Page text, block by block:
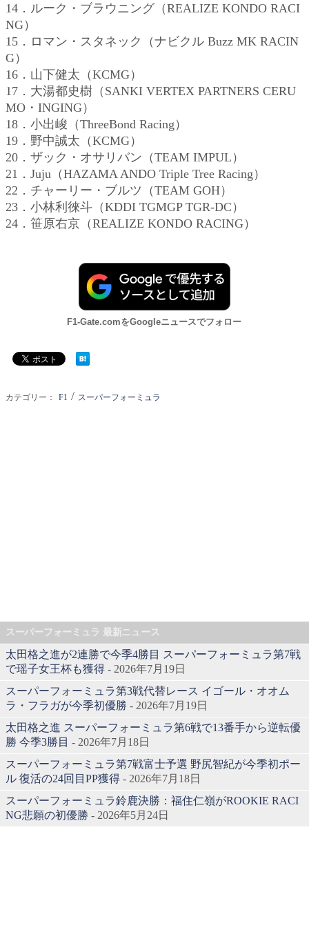
14．ルーク・ブラウニング（REALIZE KONDO RACI
NG）
15．ロマン・スタネック（ナビクル Buzz MK RACIN
G）
16．山下健太（KCMG）
17．大湯都史樹（SANKI VERTEX PARTNERS CERU
MO・INGING）
18．小出峻（ThreeBond Racing）
19．野中誠太（KCMG）
20．ザック・オサリバン（TEAM IMPUL）
21．Juju（HAZAMA ANDO Triple Tree Racing）
22．チャーリー・ブルツ（TEAM GOH）
23．小林利徠斗（KDDI TGMGP TGR-DC）
24．笹原右京（REALIZE KONDO RACING）
F1-Gate.comをGoogleニュースでフォロー
カテゴリー： F1 / スーパーフォーミュラ
スーパーフォーミュラ 最新ニュース
太田格之進が2連勝で今季4勝目 スーパーフォーミュラ第7戦
で瑶子女王杯も獲得 - 2026年7月19日
スーパーフォーミュラ第3戦代替レース イゴール・オオム
ラ・フラガが今季初優勝 - 2026年7月19日
太田格之進 スーパーフォーミュラ第6戦で13番手から逆転優
勝 今季3勝目 - 2026年7月18日
スーパーフォーミュラ第7戦富士予選 野尻智紀が今季初ポー
ル 復活の24回目PP獲得 - 2026年7月18日
スーパーフォーミュラ鈴鹿決勝：福住仁嶺がROOKIE RACI
NG悲願の初優勝 - 2026年5月24日